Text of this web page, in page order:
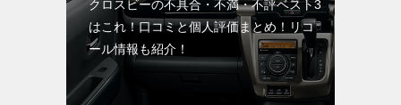
クロスビーの不具合・不満・不評ベスト3
はこれ！口コミと個人評価まとめ！リコ
ール情報も紹介！